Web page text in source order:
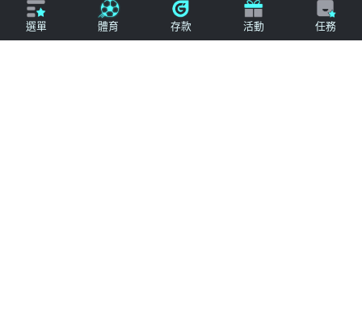
立即來電
加入好友